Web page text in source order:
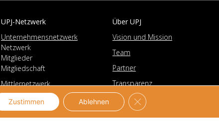
UPJ-Netzwerk
Unternehmensnetzwerk
Netzwerk
Mitglieder
Mitgliedschaft
Mittlernetzwerk
Netzwerk
Mitglieder
Über UPJ
Vision und Mission
Team
Partner
Transparenz
Geschäftsführung
Vorstand
Geschichte
Zustimmen Ablehnen GDPR Cookie-Banner